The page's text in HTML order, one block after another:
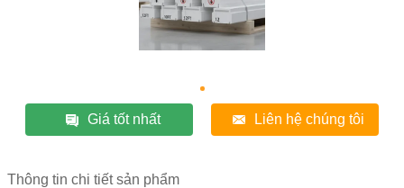
Giá tốt nhất Liên hệ chúng tôi
Thông tin chi tiết sản phẩm